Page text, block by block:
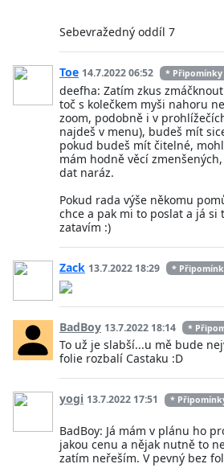
Sebevražedný oddíl 7
Toe 14.7.2022 06:52 * Připomínky
deefha: Zatím zkus
toč s kolečkem myši nahoru
zoom, podobně i v
najdeš v menu), budeš mít
pokud budeš mít čitelné,
mám hodně věcí
dat naráz.
Pokud rada výše někomu
chce a pak mi to poslat a já si
zatavím :)
Zack 13.7.2022 18:29 *
BadBoy 13.7.2022 18:14 *
To už je slabší...u mě bude
folie rozbalí Castaku :D
yogi 13.7.2022 17:51 *
BadBoy: Já mám v plánu ho
jakou cenu a nějak nutně to
zatím neřeším. V pevný bez